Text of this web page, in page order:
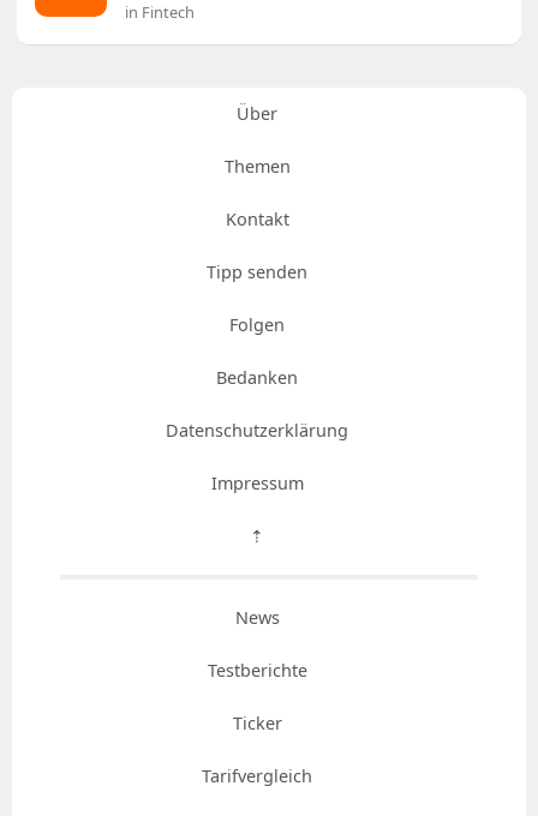
in Fintech
Über
Themen
Kontakt
Tipp senden
Folgen
Bedanken
Datenschutzerklärung
Impressum
⇡
News
Testberichte
Ticker
Tarifvergleich